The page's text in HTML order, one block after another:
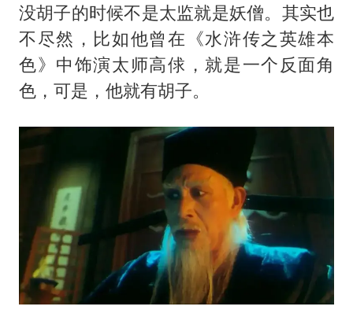
没胡子的时候不是太监就是妖僧。其实也
不尽然，比如他曾在《水浒传之英雄本
色》中饰演太师高俅，就是一个反面角
色，可是，他就有胡子。